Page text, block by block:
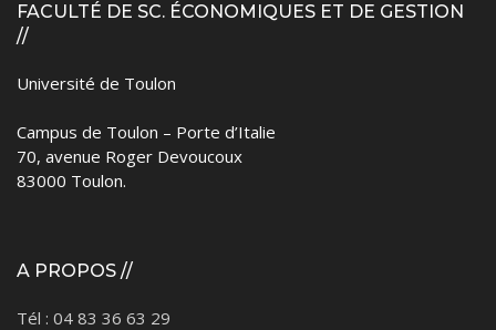
FACULTÉ DE SC. ÉCONOMIQUES ET DE GESTION
//
Université de Toulon
Campus de Toulon – Porte d’Italie
70, avenue Roger Devoucoux
83000 Toulon.
A PROPOS //
Tél : 04 83 36 63 29